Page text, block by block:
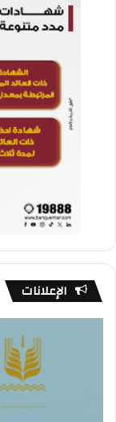
الإعلانات